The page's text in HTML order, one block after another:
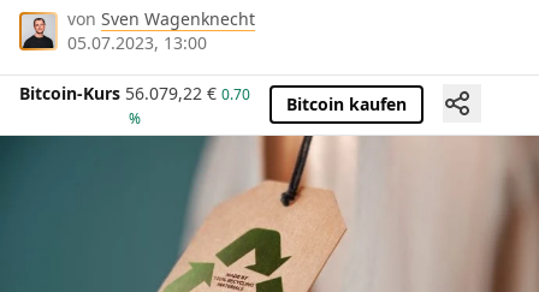
von Sven Wagenknecht
05.07.2023, 13:00
Bitcoin-Kurs 56.079,22 € 0.70
%
Bitcoin kaufen